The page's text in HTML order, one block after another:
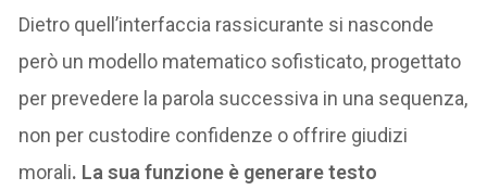
Dietro quell’interfaccia rassicurante si nasconde
però un modello matematico sofisticato, progettato
per prevedere la parola successiva in una sequenza,
non per custodire confidenze o offrire giudizi
morali. La sua funzione è generare testo